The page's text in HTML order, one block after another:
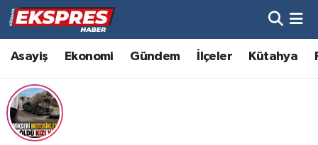
Asayiş Ekonomi Gündem İlçeler Kütahya
Altıntaş
Asayiş
Aslanapa
Hava Durumu
Trafik Durumu
Süper Lig Puan Durumu ve Fikstür